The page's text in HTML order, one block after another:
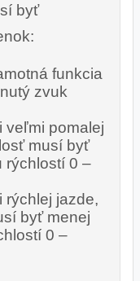
byť
funkcia
zvuk
veľmi pomalej
musí byť
rýchlostí 0 –
rýchlej jazde,
byť menej
0 –